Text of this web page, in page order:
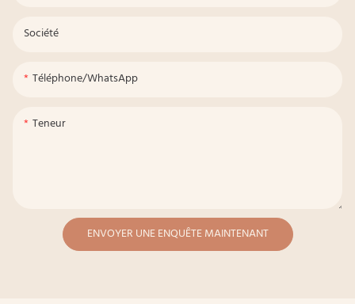
Société
Téléphone/WhatsApp
Teneur
ENVOYER UNE ENQUÊTE MAINTENANT